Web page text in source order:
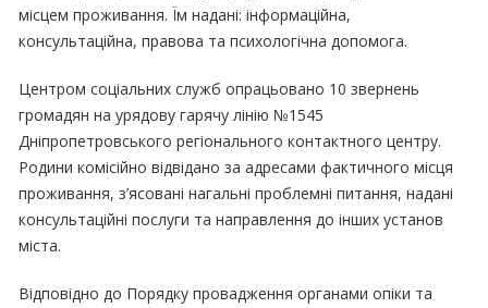
місцем проживання. Їм надані: інформаційна,
консультаційна, правова та психологічна допомога.
Центром соціальних служб опрацьовано 10 звернень
громадян на урядову гарячу лінію №1545
Дніпропетровського регіонального контактного центру.
Родини комісійно відвідано за адресами фактичного місця
проживання, з’ясовані нагальні проблемні питання, надані
консультаційні послуги та направлення до інших установ
міста.
Відповідно до Порядку провадження органами опіки та